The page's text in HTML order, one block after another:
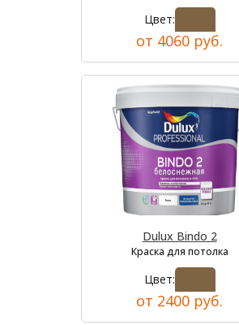
Цвет:
от 4060 руб.
Dulux Bindo 2
Краска для потолка
Цвет:
от 2400 руб.